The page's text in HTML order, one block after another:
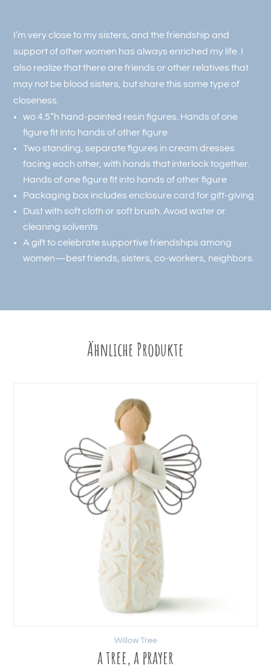
I’m very close to my sisters, and the friendship and
support of other women has always enriched my life. I
also realize that there are friends or other relatives that
may not be blood sisters, but share this same type of
closeness.
wo 4.5”h hand-painted resin figures. Hands of one
figure fit into hands of other figure
Two standing, separate figures in cream dresses
facing each other, with hands that interlock together.
Hands of one figure fit into hands of other figure
Packaging box includes enclosure card for gift-giving
Dust with soft cloth or soft brush. Avoid water or
cleaning solvents
A gift to celebrate supportive friendships among
women—best friends, sisters, co-workers, neighbors.
Ähnliche Produkte
a tree, a prayer
Willow Tree